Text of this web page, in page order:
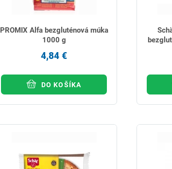
PROMIX Alfa bezgluténová múka
1000 g
4,84 €
DO KOŠÍKA